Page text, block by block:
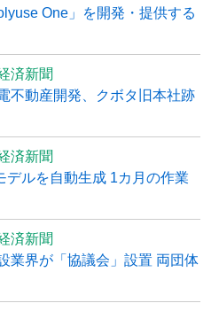
One」を開発・提供する
済新聞
不動産開発、クボタ旧本社跡
済新聞
デルを自動生成 1カ月の作業
済新聞
業界が「協議会」設置 両団体